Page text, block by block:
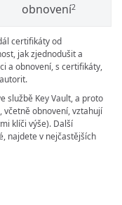
obnovení2
certifikáty od
jak zjednodušit a
a obnovení, s certifikáty,
službě Key Vault, a proto
včetně obnovení, vztahují
klíči výše). Další
najdete v nejčastějších